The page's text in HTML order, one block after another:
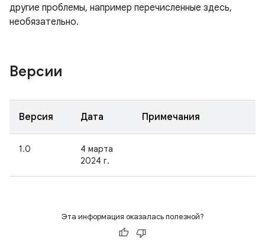
другие проблемы, например перечисленные здесь,
необязательно.
Версии
Версия Дата Примечания
1.0
4 марта
2024 г.
Эта информация оказалась полезной?